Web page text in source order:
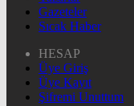
Gazeteler
Sıcak Haber
HESAP
Üye Giriş
Üye Kayıt
Şifremi Unuttum